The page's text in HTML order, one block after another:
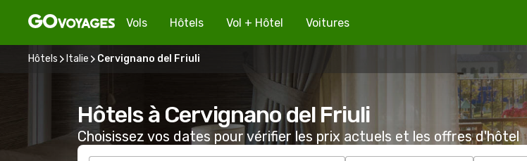
Vols Hôtels Vol + Hôtel Voitures
Hôtels Italie Cervignano del Friuli
Hôtels à Cervignano del Friuli
Choisissez vos dates pour vérifier les prix actuels et les offres d'hôtel